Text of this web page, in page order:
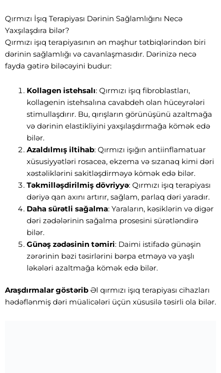
Qırmızı İşıq Terapiyası Dərinin Sağlamlığını Necə
Yaxşılaşdıra bilər?
Qırmızı işıq terapiyasının ən məşhur tətbiqlərindən biri
dərinin sağlamlığı və cavanlaşmasıdır. Dərinizə necə
fayda gətirə biləcəyini budur:
Kollagen istehsalı: Qırmızı işıq fibroblastları,
kollagenin istehsalına cavabdeh olan hüceyrələri
stimullaşdırır. Bu, qırışların görünüşünü azaltmağa
və dərinin elastikliyini yaxşılaşdırmağa kömək edə
bilər.
Azaldılmış iltihab: Qırmızı işığın antiinflamatuar
xüsusiyyətləri rosacea, ekzema və sızanaq kimi dəri
xəstəliklərini sakitləşdirməyə kömək edə bilər.
Təkmilləşdirilmiş dövriyyə: Qırmızı işıq terapiyası
dəriyə qan axını artırır, sağlam, parlaq dəri yaradır.
Daha sürətli sağalma: Yaraların, kəsiklərin və digər
dəri zədələrinin sağalma prosesini sürətləndirə
bilər.
Günəş zədəsinin təmiri: Daimi istifadə günəşin
zərərinin bəzi təsirlərini bərpa etməyə və yaşlı
ləkələri azaltmağa kömək edə bilər.
Araşdırmalar göstərib Əl qırmızı işıq terapiyası cihazları
hədəflənmiş dəri müalicələri üçün xüsusilə təsirli ola bilər.